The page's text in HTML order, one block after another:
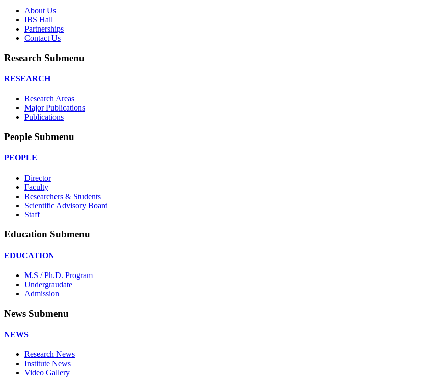
About Us
IBS Hall
Partnerships
Contact Us
Research Submenu
RESEARCH
Research Areas
Major Publications
Publications
People Submenu
PEOPLE
Director
Faculty
Researchers & Students
Scientific Advisory Board
Staff
Education Submenu
EDUCATION
M.S / Ph.D. Program
Undergraudate
Admission
News Submenu
NEWS
Research News
Institute News
Video Gallery